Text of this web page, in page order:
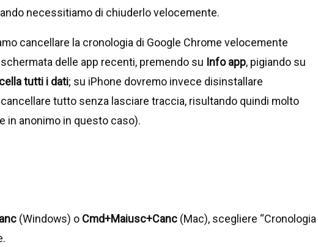
necessitiamo di chiuderlo velocemente.
cancellare la cronologia di Google Chrome velocemente
delle app recenti, premendo su Info app, pigiando su
tutti i dati; su iPhone dovremo invece disinstallare
tutto senza lasciare traccia, risultando quindi molto
in anonimo in questo caso).
(Windows) o Cmd+Maiusc+Canc (Mac), scegliere “Cronologia